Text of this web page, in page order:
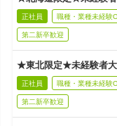
正社員 職種・業種未経験
第二新卒歓迎
★東北限定★未経験者大
正社員 職種・業種未経験
第二新卒歓迎